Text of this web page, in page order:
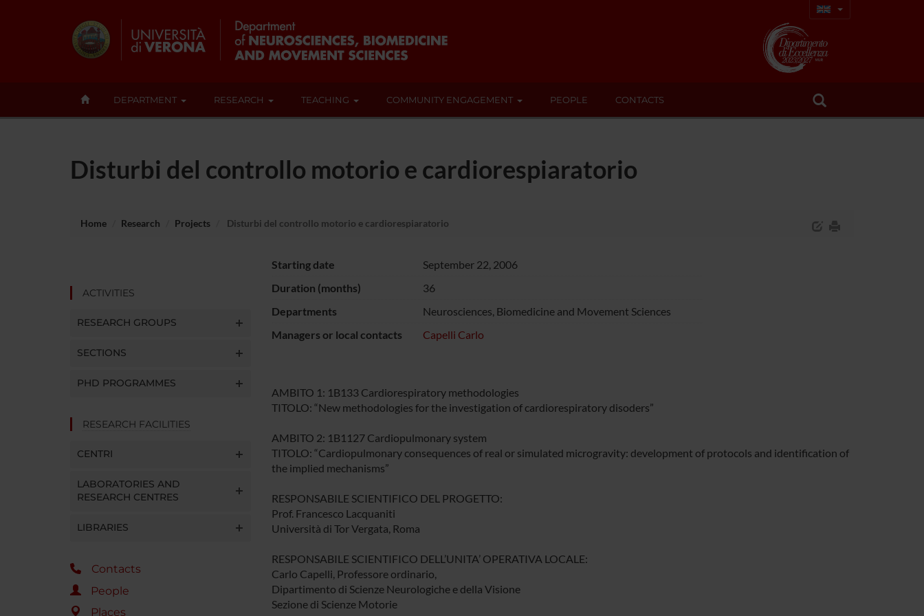
DEPARTMENT RESEARCH TEACHING COMMUNITY ENGAGEMENT PEOPLE CONTACTS
Disturbi del controllo motorio e cardiorespiaratorio
Home Research Projects Disturbi del controllo motorio e cardiorespiaratorio
ACTIVITIES
RESEARCH GROUPS
SECTIONS
PHD PROGRAMMES
RESEARCH FACILITIES
CENTRI
LABORATORIES AND
RESEARCH CENTRES
LIBRARIES
Contacts
People
Places
Starting date
September 22, 2006
Duration (months)
36
Departments
Neurosciences, Biomedicine and Movement Sciences
Managers or local contacts
Capelli Carlo
AMBITO 1: 1B133 Cardiorespiratory methodologies
TITOLO: “New methodologies for the investigation of cardiorespiratory disoders”
AMBITO 2: 1B1127 Cardiopulmonary system
TITOLO: “Cardiopulmonary consequences of real or simulated microgravity: development of protocols and identification of
the implied mechanisms”
RESPONSABILE SCIENTIFICO DEL PROGETTO:
Prof. Francesco Lacquaniti
Università di Tor Vergata, Roma
RESPONSABILE SCIENTIFICO DELL’UNITA’ OPERATIVA LOCALE:
Carlo Capelli, Professore ordinario,
Dipartimento di Scienze Neurologiche e della Visione
Sezione di Scienze Motorie